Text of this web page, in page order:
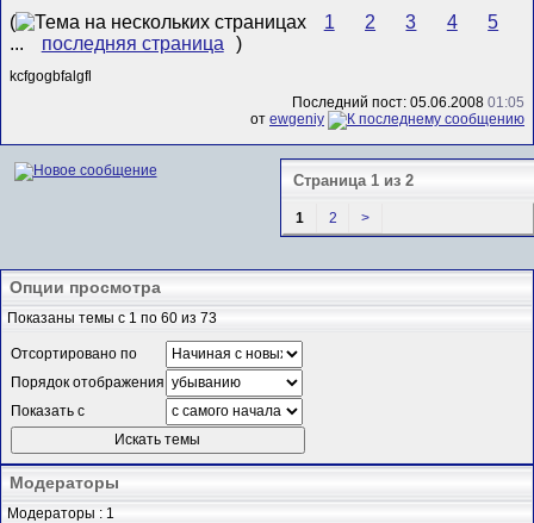
( 1 2 3 4
5
...
последняя страница )
kcfgogbfalgfl
Последний пост: 05.06.2008 01:05
от ewgeniy
Страница 1 из 2
1 2 >
Опции просмотра
Показаны темы с 1 по 60 из 73
Отсортировано по
Порядок отображения
Показать с
Модераторы
Модераторы : 1